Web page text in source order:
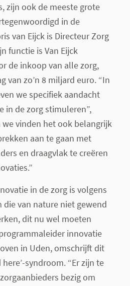
zijn ook de meeste grote
in de
van Eijck is Directeur Zorg
functie is Van Eijck
de inkoop van alle zorg,
van zo’n 8 miljard euro. “In
we specifiek aandacht
in de zorg stimuleren”,
we vinden het ook belangrijk
aan te gaan met
en draagvlak te creëren
in de zorg is volgens
die van nature niet gewend
dit nu wel moeten
innovatie
in Uden, omschrijft dit
syndroom. “Er zijn te
bezig om